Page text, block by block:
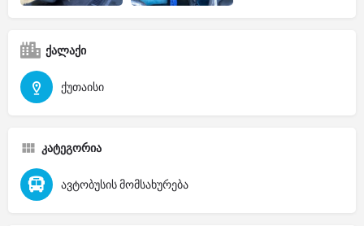
ქალაქი
ქუთაისი
კატეგორია
ავტობუსის მომსახურება